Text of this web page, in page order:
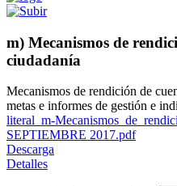
m) Mecanismos de
ciudadanía
Mecanismos de rendición de
metas e informes de gestión e
literal_m-
SEPTIEMBRE 2017.pdf
Descarga
Detalles